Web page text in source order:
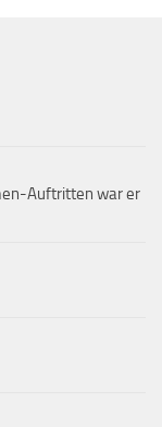
Auftritten war er